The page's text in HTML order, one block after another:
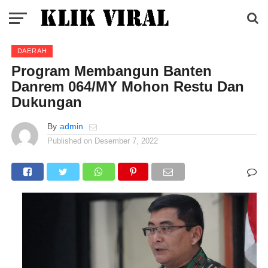
DAERAH
Program Membangun Banten
Danrem 064/MY Mohon Restu Dan
Dukungan
By admin
Published on Desember 7, 2022